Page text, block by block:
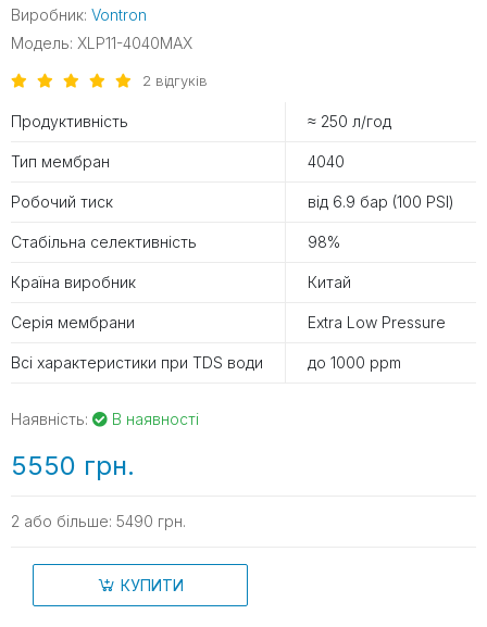
Виробник: Vontron
Модель: XLP11-4040MAX
2 відгуків
Продуктивність ≈ 250 л/год
Тип мембран 4040
Робочий тиск від 6.9 бар (100 PSI)
Стабільна селективність 98%
Країна виробник Китай
Серія мембрани Extra Low Pressure
Всі характеристики при TDS води до 1000 ppm
Наявність: В наявності
5550 грн.
2 або більше: 5490 грн.
КУПИТИ